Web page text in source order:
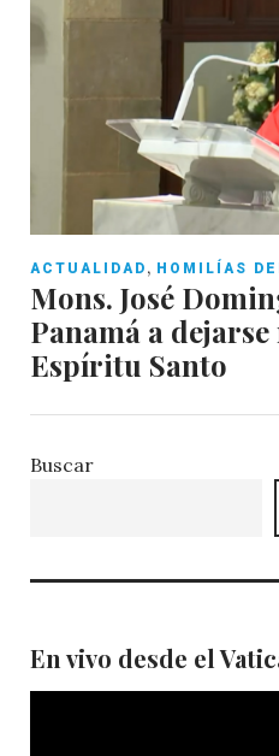
ACTUALIDAD , HOMILÍAS
Mons. José
Panamá a
Espíritu Santo
Buscar
En vivo desde el